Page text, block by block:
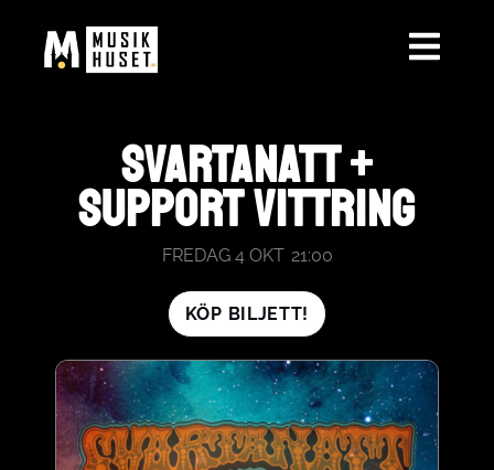
HOPPA
TILL
INNEHÅLLSVARTANATT +
SUPPORT VITTRING
FREDAG 4 OKT 21:00
KÖP BILJETT!